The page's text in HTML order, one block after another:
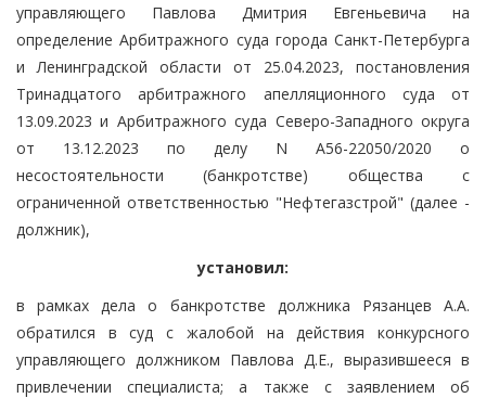
управляющего Павлова Дмитрия Евгеньевича на
определение Арбитражного суда города Санкт-Петербурга
и Ленинградской области от 25.04.2023, постановления
Тринадцатого арбитражного апелляционного суда от
13.09.2023 и Арбитражного суда Северо-Западного округа
от 13.12.2023 по делу N А56-22050/2020 о
несостоятельности (банкротстве) общества с
ограниченной ответственностью "Нефтегазстрой" (далее -
должник),
установил:
в рамках дела о банкротстве должника Рязанцев А.А.
обратился в суд с жалобой на действия конкурсного
управляющего должником Павлова Д.Е., выразившееся в
привлечении специалиста; а также с заявлением об